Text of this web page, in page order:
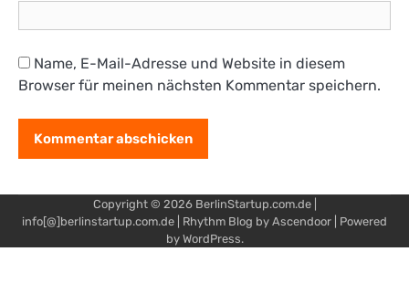
Name, E-Mail-Adresse und Website in diesem
Browser für meinen nächsten Kommentar speichern.
Copyright © 2026 BerlinStartup.com.de|
info[@]berlinstartup.com.de | Rhythm Blog by Ascendoor | Powered
by WordPress.